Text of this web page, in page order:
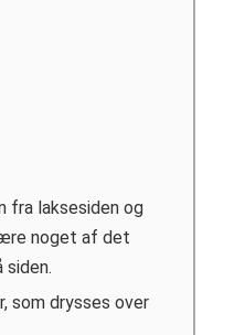
fra laksesiden og
noget af det
som drysses over